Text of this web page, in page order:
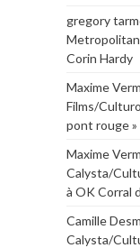
gregory
Corin Hardy
Maxime
Films/
pont rouge »
Maxime
Calysta/
à OK Corral
Camille
Calysta/